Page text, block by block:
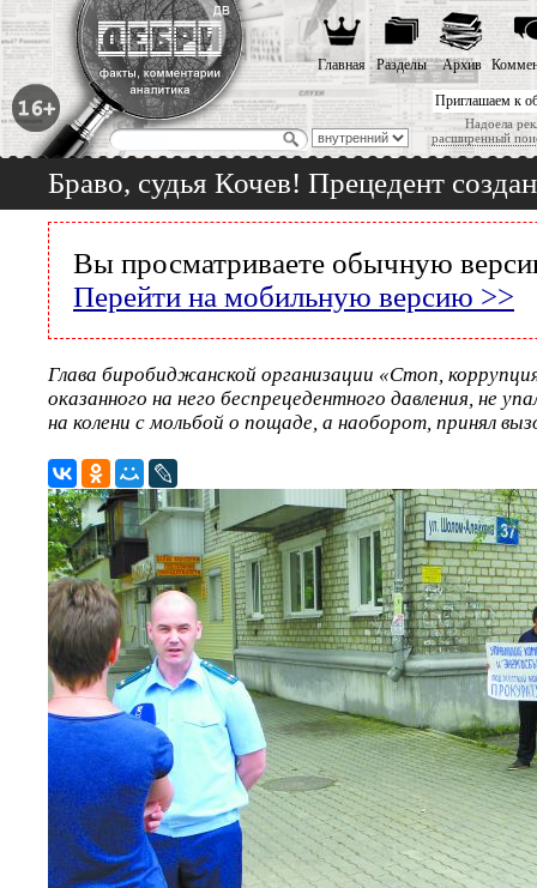
Приглашаем к
Надоела
расширенный
Главная Разделы Архив
Браво, судья Кочев! Прецедент
Вы просматриваете обычную
Перейти на мобильную версию >>
Глава биробиджанской организации «Стоп,
оказанного на него беспрецедентного давления, не
на колени с мольбой о пощаде, а наоборот, принял